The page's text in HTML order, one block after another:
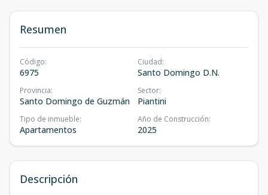
Resumen
Código:
6975
Ciudad:
Santo Domingo D.N.
Provincia:
Santo Domingo de Guzmán
Sector:
Piantini
Tipo de inmueble:
Apartamentos
Año de Construcción:
2025
Descripción